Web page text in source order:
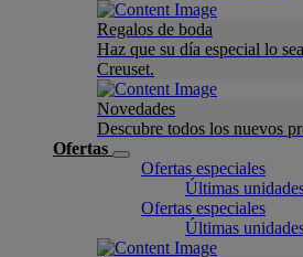
Regalos de boda
Haz que su día especial lo
Creuset.
Novedades
Descubre todos los nuevos
Ofertas
Ofertas especiales
Últimas
Ofertas especiales
Últimas